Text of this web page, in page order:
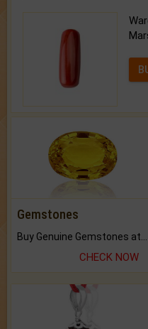
Gemstones
CHECK NOW